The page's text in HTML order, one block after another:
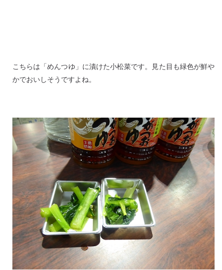
こちらは「めんつゆ」に漬けた小松菜です。見た目も緑色が鮮や
かでおいしそうですよね。